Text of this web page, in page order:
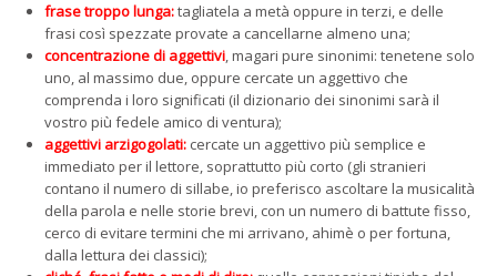
frase troppo lunga:tagliatela a metà oppure in terzi, e delle
frasi così spezzate provate a cancellarne almeno una;
concentrazione di aggettivi, magari pure sinonimi: tenetene solo
uno, al massimo due, oppure cercate un aggettivo che
comprenda i loro significati (il dizionario dei sinonimi sarà il
vostro più fedele amico di ventura);
aggettivi arzigogolati: cercate un aggettivo più semplice e
immediato per il lettore, soprattutto più corto (gli stranieri
contano il numero di sillabe, io preferisco ascoltare la musicalità
della parola e nelle storie brevi, con un numero di battute fisso,
cerco di evitare termini che mi arrivano, ahimè o per fortuna,
dalla lettura dei classici);